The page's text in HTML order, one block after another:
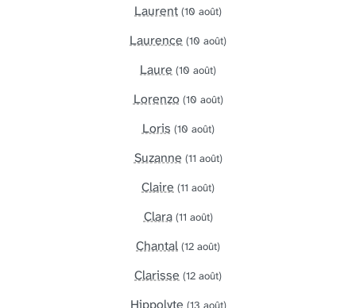
Laurent (10 août)
Laurence (10 août)
Laure (10 août)
Lorenzo (10 août)
Loris (10 août)
Suzanne (11 août)
Claire (11 août)
Clara (11 août)
Chantal (12 août)
Clarisse (12 août)
Hippolyte (13 août)